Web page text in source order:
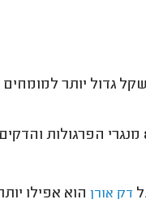
גדול יותר למומחים
דק אורןהוא אפילו